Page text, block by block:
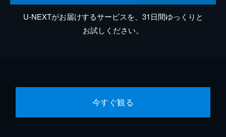
U-NEXTがお届けするサービスを、31日間ゆっくりと
お試しください。
今すぐ観る